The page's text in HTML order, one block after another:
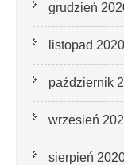
grudzień
listopad 2020
październik
wrzesień
sierpień